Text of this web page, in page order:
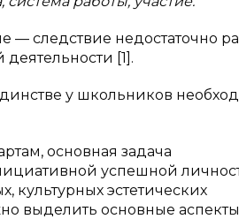
— следствие недостаточно
[1].
у школьников
основная задача
успешной
культурных эстетических
выделить основные